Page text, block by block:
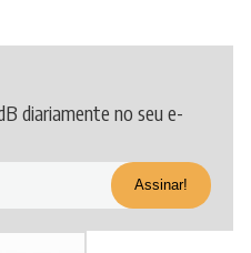
diariamente no seu e-